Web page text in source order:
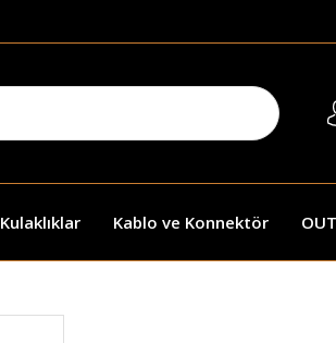
Kulaklıklar Kablo ve Konnektör